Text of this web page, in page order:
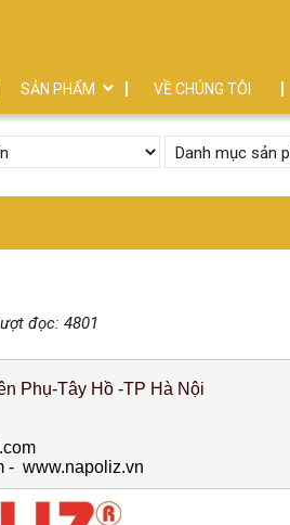
SẢN PHẨM VỀ CHÚNG TÔI
đọc: 4801
Phụ-Tây Hồ -TP Hà Nội
-  www.napoliz.vn